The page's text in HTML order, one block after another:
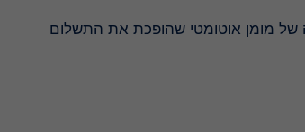
של מומן אוטומטי שהופכת את התשלום